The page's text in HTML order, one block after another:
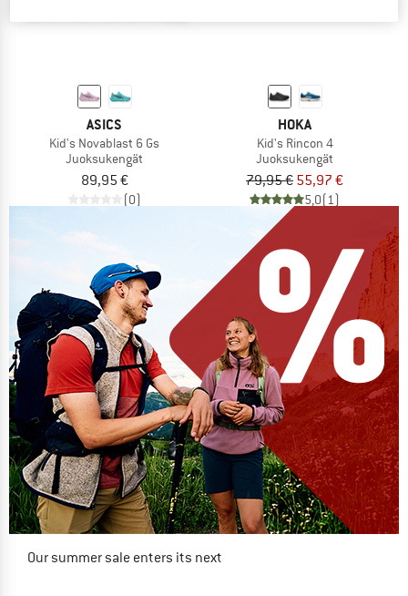
ASICS
Kid's Novablast 6 Gs
Juoksukengät
89,95 €
(0)
HOKA
Kid's Rincon 4
Juoksukengät
79,95 € 55,97 €
5,0(1)
Our summer sale enters its next